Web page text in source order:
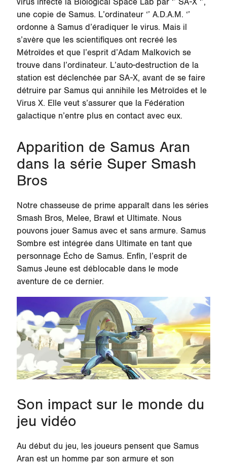
une copie de Samus. L’ordinateur ‘’ A.D.A.M. ‘’
ordonne à Samus d’éradiquer le virus. Mais il
s’avère que les scientifiques ont recréé les
Métroïdes et que l’esprit d’Adam Malkovich se
trouve dans l’ordinateur. L’auto-destruction de la
station est déclenchée par SA-X, avant de se faire
détruire par Samus qui annihile les Métroïdes et le
Virus X. Elle veut s’assurer que la Fédération
galactique n’entre plus en contact avec eux.
Apparition de Samus Aran
dans la série Super Smash
Bros
Notre chasseuse de prime apparaît dans les séries
Smash Bros, Melee, Brawl et Ultimate. Nous
pouvons jouer Samus avec et sans armure. Samus
Sombre est intégrée dans Ultimate en tant que
personnage Écho de Samus. Enfin, l’esprit de
Samus Jeune est déblocable dans le mode
aventure de ce dernier.
Son impact sur le monde du
jeu vidéo
Au début du jeu, les joueurs pensent que Samus
Aran est un homme par son armure et son